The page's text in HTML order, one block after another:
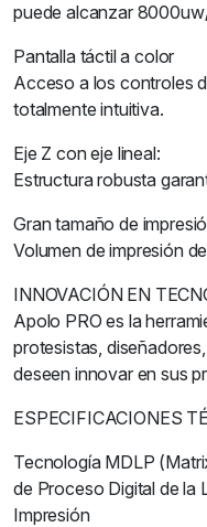
puede alcanzar
Pantalla táctil a color
Acceso a los controles
totalmente intuitiva.
Eje Z con eje lineal:
Estructura robusta
Gran tamaño de
Volumen de impresión
INNOVACIÓN EN
Apolo PRO es la
protesistas,
deseen innovar en sus
ESPECIFICACIONES
Tecnología MDLP
de Proceso Digital de la
Impresión